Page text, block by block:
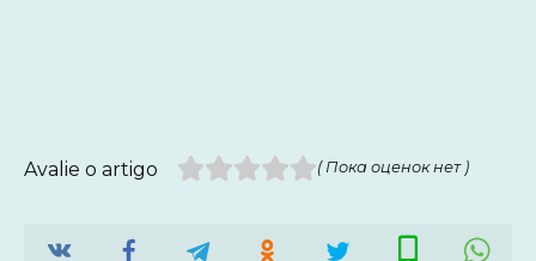
Avalie o artigo ( Пока оценок нет )